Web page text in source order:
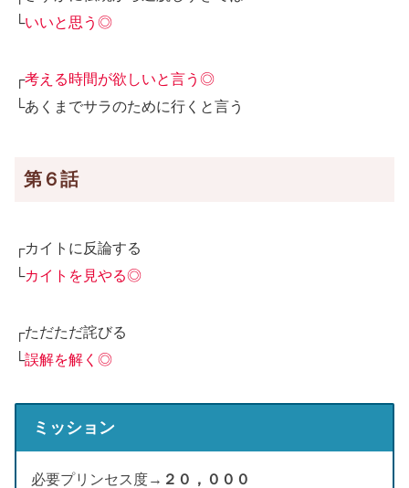
└いいと思う◎
┌考える時間が欲しいと言う◎
└あくまでサラのために行くと言う
第６話
┌カイトに反論する
└カイトを見やる◎
┌ただただ詫びる
└誤解を解く◎
ミッション
必要プリンセス度→ ２０，０００